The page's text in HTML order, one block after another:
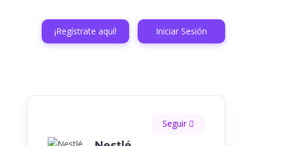
¡Regístrate aquí! Iniciar Sesión
Seguir